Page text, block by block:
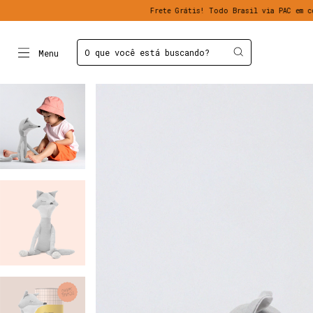
Frete Grátis! Todo Brasil via PAC em compras acima de
Menu